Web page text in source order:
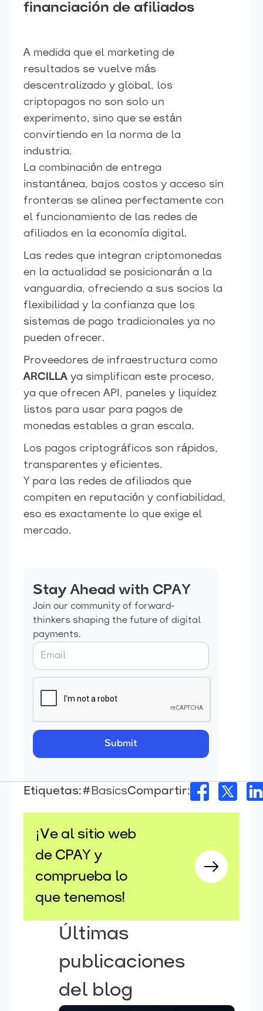
financiación de afiliados
A medida que el marketing de
resultados se vuelve más
descentralizado y global, los
criptopagos no son solo un
experimento, sino que se están
convirtiendo en la norma de la
industria.
La combinación de entrega
instantánea, bajos costos y acceso sin
fronteras se alinea perfectamente con
el funcionamiento de las redes de
afiliados en la economía digital.
Las redes que integran criptomonedas
en la actualidad se posicionarán a la
vanguardia, ofreciendo a sus socios la
flexibilidad y la confianza que los
sistemas de pago tradicionales ya no
pueden ofrecer.
Proveedores de infraestructura como
ARCILLA ya simplifican este proceso,
ya que ofrecen API, paneles y liquidez
listos para usar para pagos de
monedas estables a gran escala.
Los pagos criptográficos son rápidos,
transparentes y eficientes.
Y para las redes de afiliados que
compiten en reputación y confiabilidad,
eso es exactamente lo que exige el
mercado.
Stay Ahead with CPAY
Join our community of forward-
thinkers shaping the future of digital
payments.
Etiquetas:#BasicsCompartir:
¡Ve al sitio web
de CPAY y
comprueba lo
que tenemos!
Últimas
publicaciones
del blog